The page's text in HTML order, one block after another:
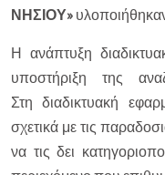
ΝΗΣΙΟΥ»
Η ανάπτυξη
υποστήριξη της
Στη διαδικτυακή
σχετικά με τις
να τις δει